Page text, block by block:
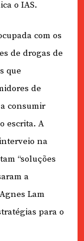
o IAS.
com os
de drogas de
que
de
consumir
escrita. A
na
“soluções
a
Lam
para o